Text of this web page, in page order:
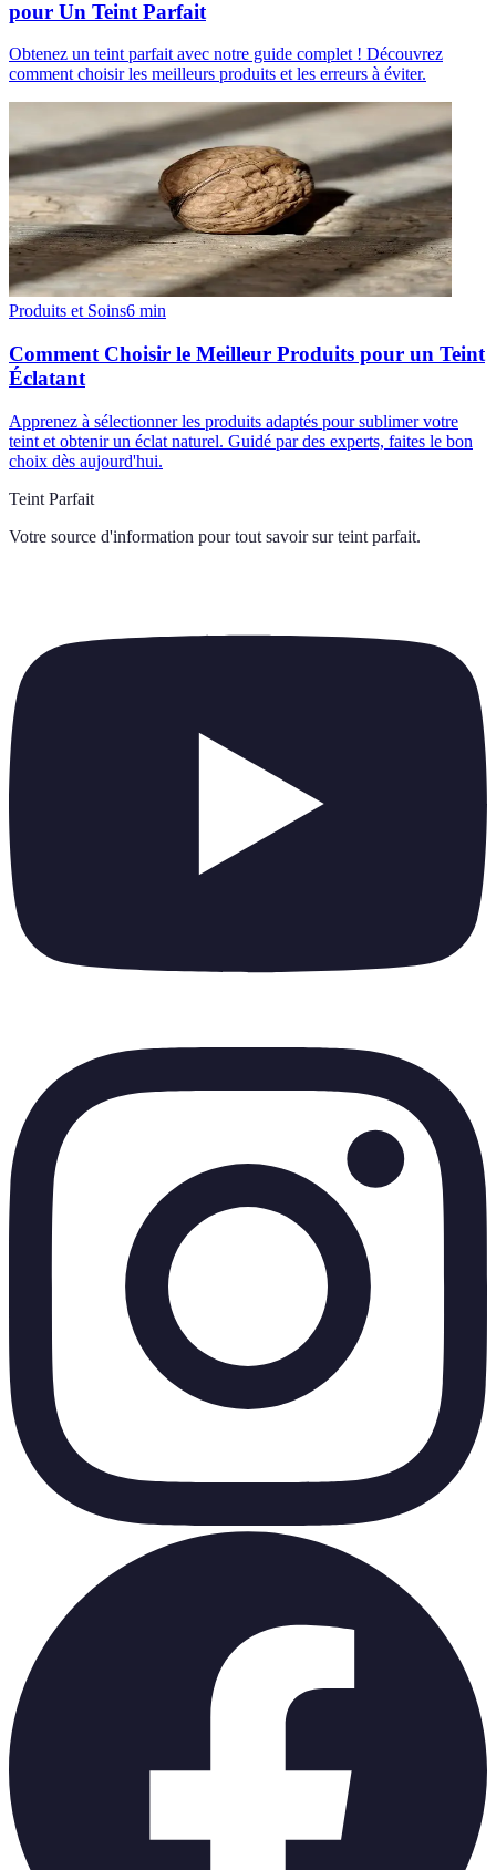
pour Un Teint Parfait
Obtenez un teint parfait avec notre guide complet ! Découvrez
comment choisir les meilleurs produits et les erreurs à éviter.
Produits et Soins6 min
Comment Choisir le Meilleur Produits pour un Teint
Éclatant
Apprenez à sélectionner les produits adaptés pour sublimer votre
teint et obtenir un éclat naturel. Guidé par des experts, faites le bon
choix dès aujourd'hui.
Teint Parfait
Votre source d'information pour tout savoir sur teint parfait.